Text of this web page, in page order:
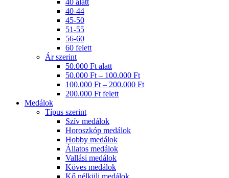
40 alatt
40-44
45-50
51-55
56-60
60 felett
Ár szerint
50.000 Ft alatt
50.000 Ft – 100.000 Ft
100.000 Ft – 200.000 Ft
200.000 Ft felett
Medálok
Típus szerint
Szív medálok
Horoszkóp medálok
Hobby medálok
Állatos medálok
Vallási medálok
Köves medálok
Kő nélküli medálok